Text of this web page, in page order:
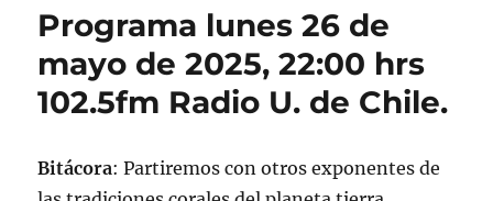
26
mayo
de
2025
Programa lunes 26 de
mayo de 2025, 22:00 hrs
102.5fm Radio U. de Chile.
Bitácora: Partiremos con otros exponentes de